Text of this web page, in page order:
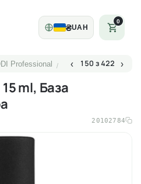
₴UAH
0
Professional / ‹ 150 з 422 ›
ml, База
20102784